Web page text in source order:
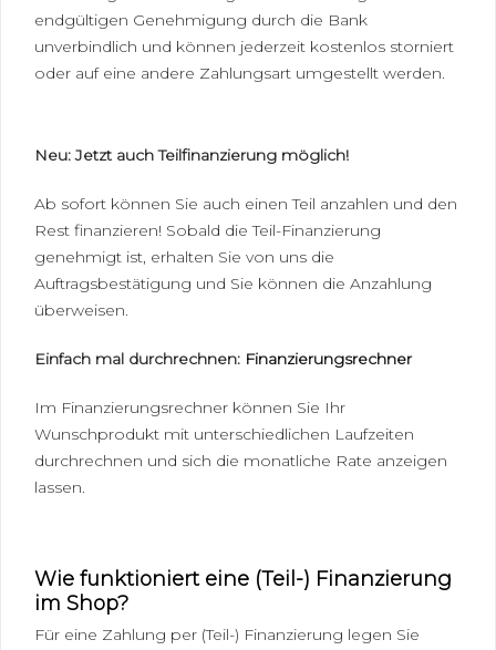
endgültigen Genehmigung durch die Bank
unverbindlich und können jederzeit kostenlos storniert
oder auf eine andere Zahlungsart umgestellt werden.
Neu: Jetzt auch Teilfinanzierung möglich!
Ab sofort können Sie auch einen Teil anzahlen und den
Rest finanzieren! Sobald die Teil-Finanzierung
genehmigt ist, erhalten Sie von uns die
Auftragsbestätigung und Sie können die Anzahlung
überweisen.
Einfach mal durchrechnen: Finanzierungsrechner
Im Finanzierungsrechner können Sie Ihr
Wunschprodukt mit unterschiedlichen Laufzeiten
durchrechnen und sich die monatliche Rate anzeigen
lassen.
Wie funktioniert eine (Teil-) Finanzierung
im Shop?
Für eine Zahlung per (Teil-) Finanzierung legen Sie